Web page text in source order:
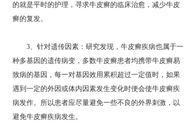
的就是平时的护理，寻求牛皮癣的临床治愈，减少牛皮
癣的复发。
3、针对遗传因素：研究发现，牛皮癣疾病也属于一
种多基因的遗传病变，多数牛皮癣患者均携带牛皮癣易
致病的基因，每一对基因效用累积超过一定值时，如果
遇到一定的外因或体内因素发生变化时便会使牛皮癣疾
病发作。所以患者应尽量避免一些不良的外界刺激，以
避免牛皮癣疾病发生。